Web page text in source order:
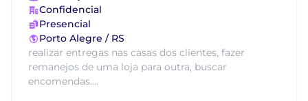
Confidencial
Presencial
Porto Alegre / RS
realizar entregas nas casas dos clientes, fazer
remanejos de uma loja para outra, buscar
encomendas....